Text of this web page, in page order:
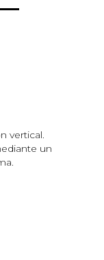
vertical.
un